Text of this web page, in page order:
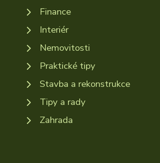
Finance
Interiér
Nemovitosti
Praktické tipy
Stavba a rekonstrukce
Tipy a rady
Zahrada